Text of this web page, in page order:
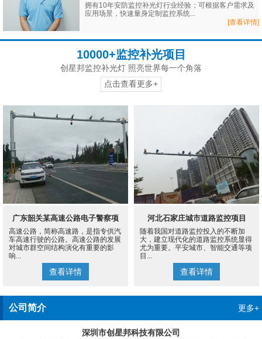
拥有10年安防监控补光灯行业经验；可根据客户需求及
应用场景，快速量身定制监控系统...
[查看详情]
10000+监控补光项目
创星邦监控补光灯 照亮世界每一个角落
点击查看更多+
广东韶关某高速公路电子警察项
目
高速公路，简称高速路，是指专供汽
车高速行驶的公路。高速公路的发展
对城市群空间结构演化有重要的影
响...
查看详情
河北石家庄城市道路监控项目
随着我国对道路监控投入的不断加
大，建立现代化的道路监控系统显得
尤为重要。平安城市、智能交通等项
目...
查看详情
公司简介 更多+
深圳市创星邦科技有限公司